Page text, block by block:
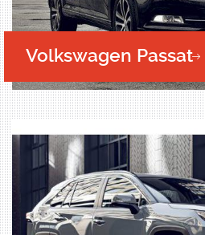
Volkswagen Passat